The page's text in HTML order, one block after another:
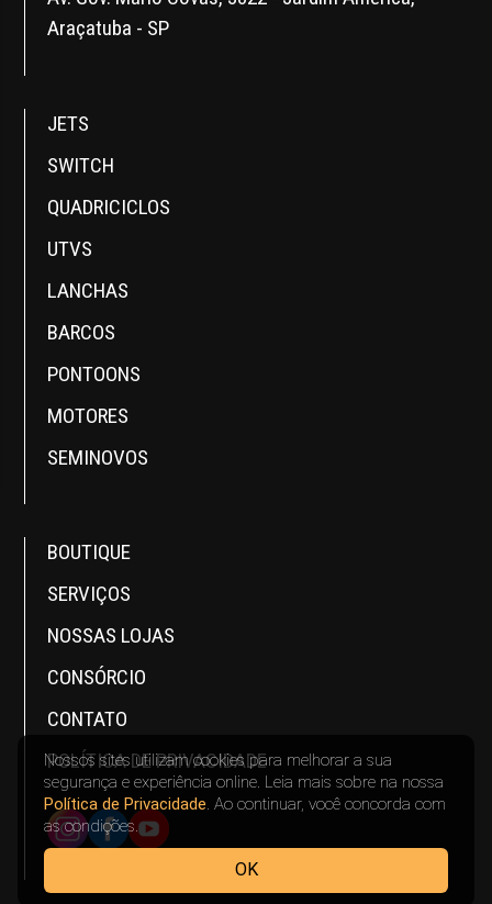
Araçatuba - SP
JETS
SWITCH
QUADRICICLOS
UTVS
LANCHAS
BARCOS
PONTOONS
MOTORES
SEMINOVOS
BOUTIQUE
SERVIÇOS
NOSSAS LOJAS
CONSÓRCIO
CONTATO
POLÍTICA DE PRIVACIDADE
INSTAGRAM
FACEBOOK
YOUTUBE
Nossos sites utilizam cookies para melhorar a sua
segurança e experiência online. Leia mais sobre na nossa
Política de Privacidade. Ao continuar, você concorda com
as condições.
OK